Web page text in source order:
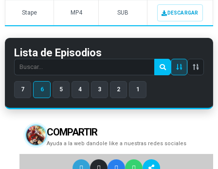
Stape MP4 SUB DESCARGAR
Lista de Episodios
Search
episode
number
7 6 5 4 3 2 1
COMPARTIR
Ayuda a la web dandole like a nuestras redes sociales